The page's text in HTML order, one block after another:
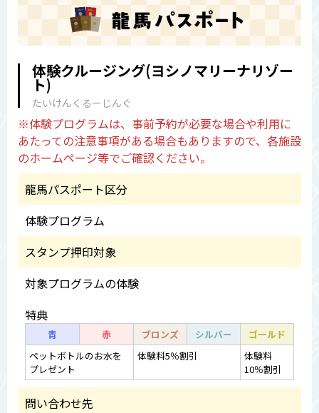
体験クルージング(ヨシノマリーナリゾー
ト)
たいけんくるーじんぐ
※体験プログラムは、事前予約が必要な場合や利用に
あたっての注意事項がある場合もありますので、各施設
のホームページ等でご確認ください。
龍馬パスポート区分
体験プログラム
スタンプ押印対象
対象プログラムの体験
特典
青 赤 ブロンズ シルバー
ゴールド
ペットボトルのお水を
プレゼント
体験料5％割引
体験料
10％割引
問い合わせ先